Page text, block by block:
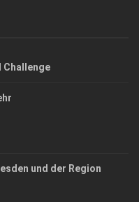
Challenge
und der Region